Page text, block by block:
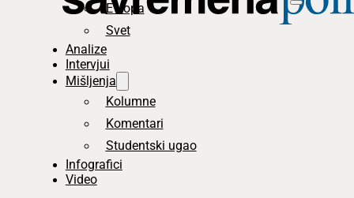
Evropa
Svet
Analize
Intervjui
Mišljenja
Kolumne
Komentari
Studentski ugao
Infografici
Video